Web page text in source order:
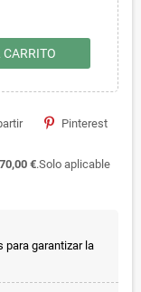
Pinterest
70,00 €.Solo aplicable
para garantizar la